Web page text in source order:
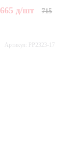
665д/шт 715
Артикул: PP2323-17